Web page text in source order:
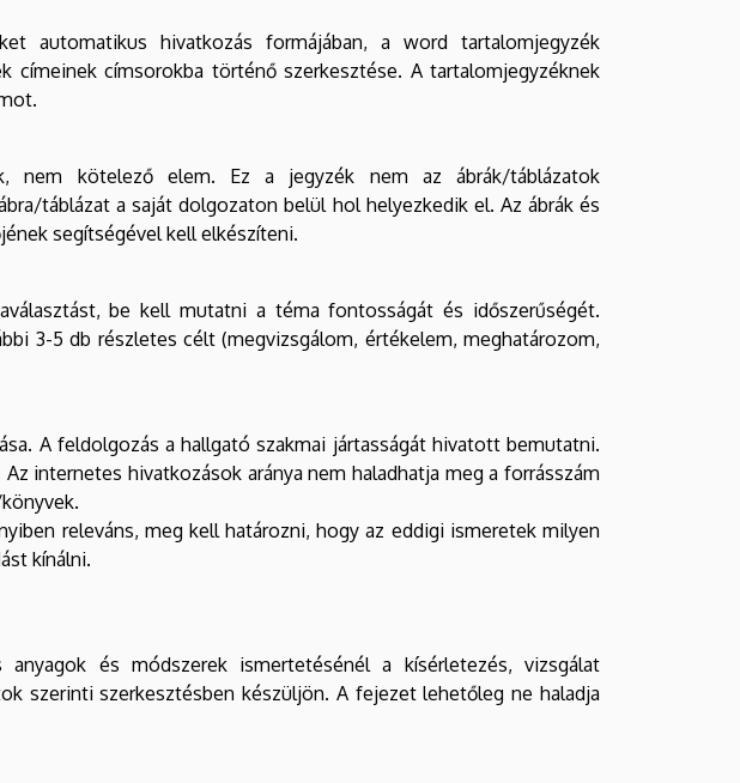
automatikus hivatkozás formájában, a word tartalomjegyzék
címsorokba történő szerkesztése. A tartalomjegyzéknek
nem kötelező elem. Ez a jegyzék nem az ábrák/táblázatok
táblázat a saját dolgozaton belül hol helyezkedik el. Az ábrák és
segítségével kell elkészíteni.
be kell mutatni a téma fontosságát és időszerűségét.
3-5 db részletes célt (megvizsgálom, értékelem, meghatározom,
A feldolgozás a hallgató szakmai jártasságát hivatott bemutatni.
internetes hivatkozások aránya nem haladhatja meg a forrásszám
releváns, meg kell határozni, hogy az eddigi ismeretek milyen
kínálni.
és módszerek ismertetésénél a kísérletezés, vizsgálat
szerinti szerkesztésben készüljön. A fejezet lehetőleg ne haladja